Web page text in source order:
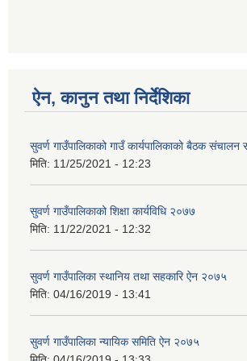
ऐन, कानुन तथा निर्देशिका
सुवर्ण गाउँपालिकाको गाउँ कार्यपालिकाको बैठक संचालन
मिति: 11/25/2021 - 12:23
सुवर्ण गाउँपालिकाको शिक्षा कार्यविधि २०७७
मिति: 11/22/2021 - 12:32
सुवर्ण गाउँपालिका स्थानिय तथा सहकारि ऐन २०७५
मिति: 04/16/2019 - 13:41
सुवर्ण गाउँपालिका न्यायिक समिति ऐन २०७५